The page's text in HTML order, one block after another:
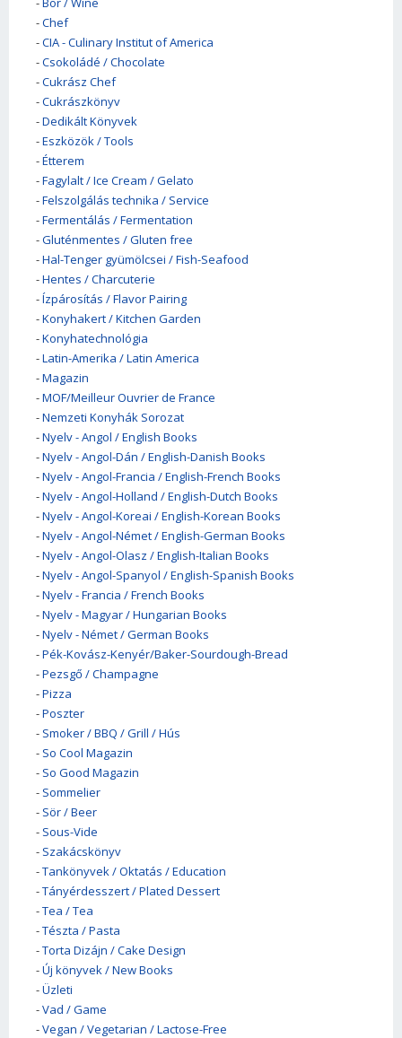
-Chef
-CIA - Culinary Institut of America
-Csokoládé / Chocolate
-Cukrász Chef
-Cukrászkönyv
-Dedikált Könyvek
-Eszközök / Tools
-Étterem
-Fagylalt / Ice Cream / Gelato
-Felszolgálás technika / Service
-Fermentálás / Fermentation
-Gluténmentes / Gluten free
-Hal-Tenger gyümölcsei / Fish-Seafood
-Hentes / Charcuterie
-Ízpárosítás / Flavor Pairing
-Konyhakert / Kitchen Garden
-Konyhatechnológia
-Latin-Amerika / Latin America
-Magazin
-MOF/Meilleur Ouvrier de France
-Nemzeti Konyhák Sorozat
-Nyelv - Angol / English Books
-Nyelv - Angol-Dán / English-Danish Books
-Nyelv - Angol-Francia / English-French Books
-Nyelv - Angol-Holland / English-Dutch Books
-Nyelv - Angol-Koreai / English-Korean Books
-Nyelv - Angol-Német / English-German Books
-Nyelv - Angol-Olasz / English-Italian Books
-Nyelv - Angol-Spanyol / English-Spanish Books
-Nyelv - Francia / French Books
-Nyelv - Magyar / Hungarian Books
-Nyelv - Német / German Books
-Pék-Kovász-Kenyér/Baker-Sourdough-Bread
-Pezsgő / Champagne
-Pizza
-Poszter
- Smoker / BBQ / Grill / Hús
- So Cool Magazin
- So Good Magazin
- Sommelier
- Sör / Beer
- Sous-Vide
- Szakácskönyv
-Tankönyvek / Oktatás / Education
-Tányérdesszert / Plated Dessert
-Tea / Tea
-Tészta / Pasta
-Torta Dizájn / Cake Design
-Új könyvek / New Books
-Üzleti
-Vad / Game
-Vegan / Vegetarian / Lactose-Free